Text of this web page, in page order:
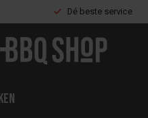
Dé beste service